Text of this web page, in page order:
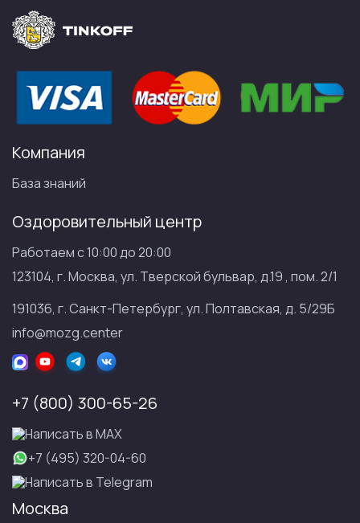
Компания
База знаний
Оздоровительный центр
Работаем с 10:00 до 20:00
123104, г. Москва, ул. Тверской бульвар, д.19 , пом. 2/1
191036, г. Санкт-Петербург, ул. Полтавская, д. 5/29Б
info@mozg.center
+7 (800) 300-65-26
Написать в МАХ
+7 (495) 320-04-60
Написать в Telegram
Москва